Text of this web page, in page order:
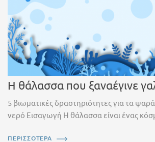
Η θάλασσα που ξαναέγινε
5 βιωματικές δραστηριότητες για τα
νερό Εισαγωγή Η θάλασσα είναι ένας
ΠΕΡΙΣΣΟΤΕΡΑ